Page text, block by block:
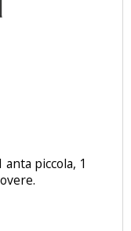
piccola, 1